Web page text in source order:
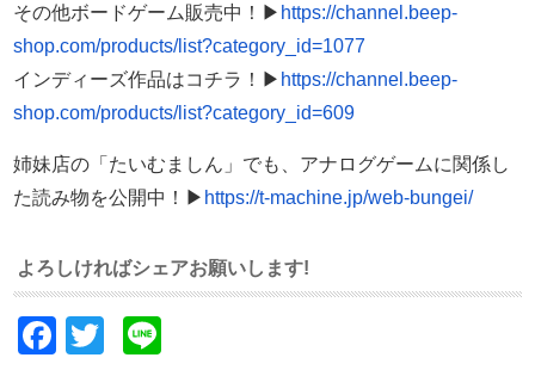
その他ボードゲーム販売中！▶ https://channel.beep-
shop.com/products/list?category_id=1077
インディーズ作品はコチラ！▶ https://channel.beep-
shop.com/products/list?category_id=609
姉妹店の「たいむましん」でも、アナログゲームに関係し
た読み物を公開中！▶ https://t-machine.jp/web-bungei/
よろしければシェアお願いします!
Facebook
Twitter